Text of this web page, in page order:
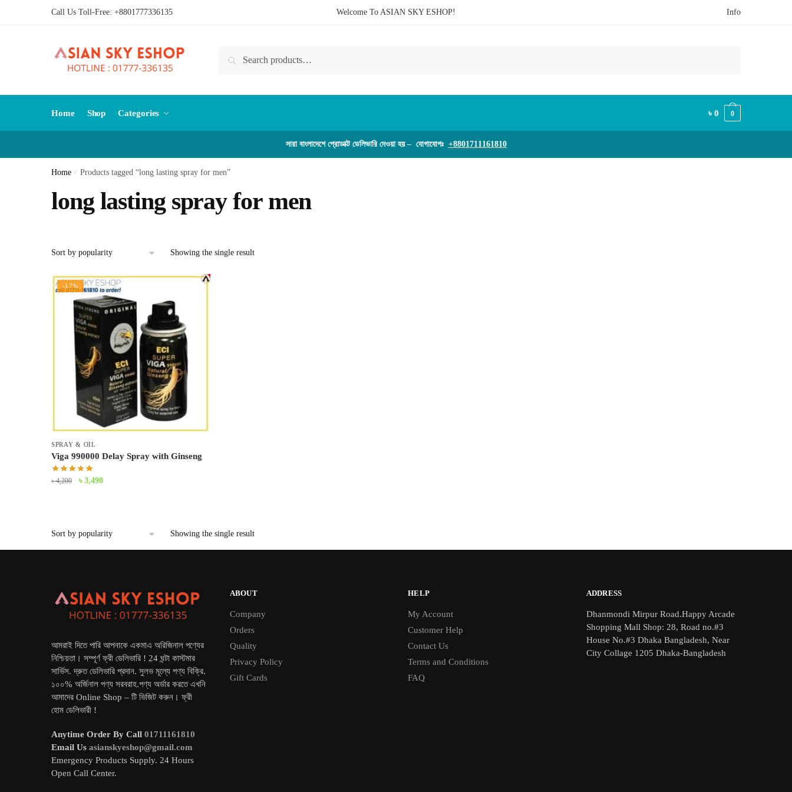
Call Us Toll-Free: +8801777336135 Welcome To ASIAN SKY ESHOP! Info
Search
Home Shop Categories ৳0 0
সারা বাংলাদেশে প্রোডাক্ট ডেলিভারি দেওয়া হয় – যোগাযোগঃ +8801711161810
Home / Products tagged “long lasting spray for men”
long lasting spray for men
Showing the single result
-17%
SPRAY & OIL
Viga 990000 Delay Spray with Ginseng
৳4,200
Original
৳ 3,490Current
Showing the single result
আমরাই দিতে পারি আপনাকে একমাএ অরিজিনাল পণ্যের
নিশ্চিয়তা। সম্পূর্ণ ফ্রী ডেলিভারি ! 24 ঘন্টা কাস্টমার
সার্ভিস. দ্রুত ডেলিভারি প্রদান. সুলভ মূল্যে পণ্য বিক্রি.
১০০% অর্জিনাল পণ্য সরবরাহ.পণ্য অর্ডার করতে এখনি
আমাদের Online Shop – টি ভিজিট করুন। ফ্রী
হোম ডেলিভারী !
Anytime Order By Call 01711161810
Email Us asianskyeshop@gmail.com
Emergency Products Supply. 24 Hours
Open Call Center.
ABOUT
Company
Orders
Quality
Privacy Policy
Gift Cards
HELP
My Account
Customer Help
Contact Us
Terms and Conditions
FAQ
ADDRESS
Dhanmondi Mirpur Road.Happy Arcade
Shopping Mall Shop: 28, Road no.#3
House No.#3 Dhaka Bangladesh, Near
City Collage 1205 Dhaka-Bangladesh